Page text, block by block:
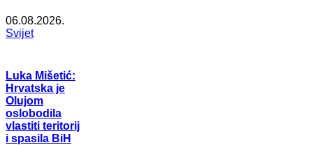
06.08.2026.
Svijet
Luka Mišetić:
Hrvatska je
Olujom
oslobodila
vlastiti teritorij
i spasila BiH